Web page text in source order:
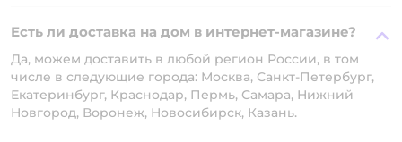
Есть ли доставка на дом в интернет-магазине?
Да, можем доставить в любой регион России, в том
числе в следующие города: Москва, Санкт-Петербург,
Екатеринбург, Краснодар, Пермь, Самара, Нижний
Новгород, Воронеж, Новосибирск, Казань.